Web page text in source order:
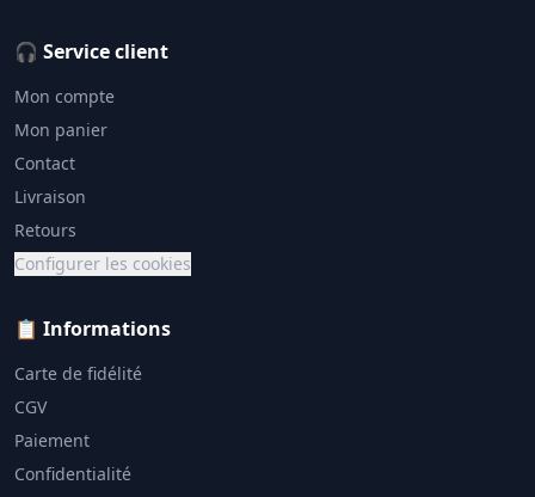
🎧 Service client
Mon compte
Mon panier
Contact
Livraison
Retours
Configurer les cookies
📋 Informations
Carte de fidélité
CGV
Paiement
Confidentialité